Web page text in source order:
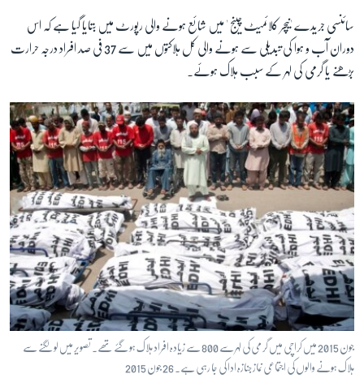
زبان
سائنسی جریدے 'نیچر کلائمیٹ چینج ' میں شائع ہونے والی رپورٹ میں بتایا گیا ہے کہ اس
دوران آب و ہوا کی تبدیلی سے ہونے والی کل ہلاکتوں میں سے 37 فی صد افراد درجہ حرارت
بڑھنے یا گرمی کی لہر کے سبب ہلاک ہوئے۔
جون 2015 میں کراچی میں گرمی کی لہر سے 800 سے زیادہ افراد ہلاک ہو گئے تھے۔ تصویر میں لو لگنے سے
ہلاک ہونے والوں کی اجتماعی نماز جنازہ ادا کی جا رہی ہے۔ 26 جون 2015